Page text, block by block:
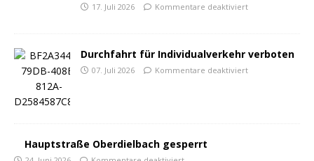
17. Juli 2026 Kommentare deaktiviert
Durchfahrt für Individualverkehr verboten
07. Juli 2026 Kommentare deaktiviert
Hauptstraße Oberdielbach gesperrt